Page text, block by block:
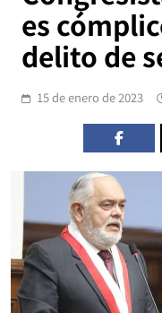
es
delito de
15 de enero de 2023